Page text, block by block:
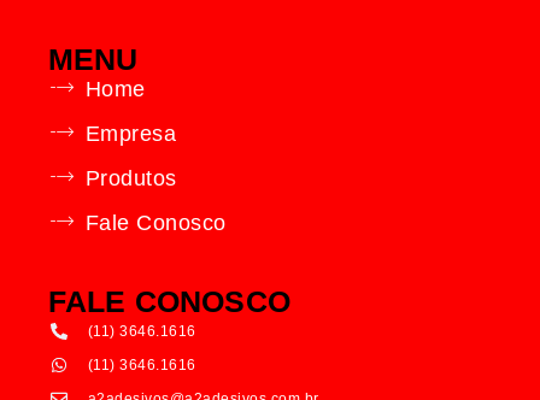
MENU
Home
Empresa
Produtos
Fale Conosco
FALE CONOSCO
(11) 3646.1616
(11) 3646.1616